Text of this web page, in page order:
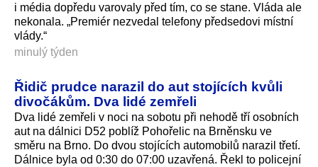
i média dopředu varovaly před tím, co se stane. Vláda ale
nekonala. „Premiér nezvedal telefony předsedovi místní
vlády.“
minulý týden
Řidič prudce narazil do aut stojících kvůli
divočákům. Dva lidé zemřeli
Dva lidé zemřeli v noci na sobotu při nehodě tří osobních
aut na dálnici D52 poblíž Pohořelic na Brněnsku ve
směru na Brno. Do dvou stojících automobilů narazil třetí.
Dálnice byla od 0:30 do 07:00 uzavřená. Řekl to policejní